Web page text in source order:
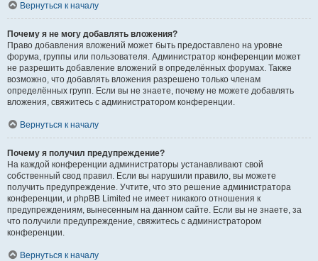
Вернуться к началу
Почему я не могу добавлять вложения?
Право добавления вложений может быть предоставлено на уровне
форума, группы или пользователя. Администратор конференции может
не разрешить добавление вложений в определённых форумах. Также
возможно, что добавлять вложения разрешено только членам
определённых групп. Если вы не знаете, почему не можете добавлять
вложения, свяжитесь с администратором конференции.
Вернуться к началу
Почему я получил предупреждение?
На каждой конференции администраторы устанавливают свой
собственный свод правил. Если вы нарушили правило, вы можете
получить предупреждение. Учтите, что это решение администратора
конференции, и phpBB Limited не имеет никакого отношения к
предупреждениям, вынесенным на данном сайте. Если вы не знаете, за
что получили предупреждение, свяжитесь с администратором
конференции.
Вернуться к началу